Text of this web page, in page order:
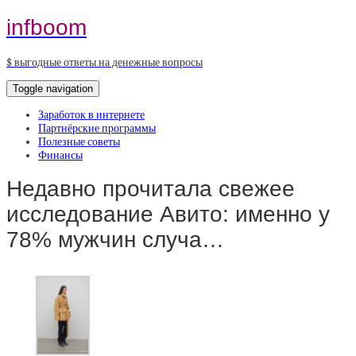
infboom
$ выгодные ответы на денежные вопросы
Toggle navigation
Заработок в интернете
Партнёрские программы
Полезные советы
Финансы
Недавно прочитала свежее
исследование Авито: именно у
78% мужчин случа…